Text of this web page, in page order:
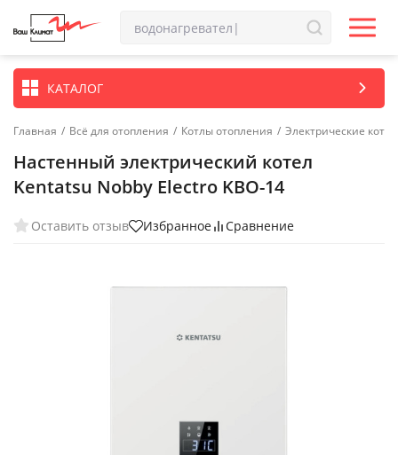
КАТАЛОГ
Главная / Всё для отопления / Котлы отопления / Электрические котлы
Настенный электрический котел
Kentatsu Nobby Electro KBO-14
Оставить отзыв Избранное Сравнение